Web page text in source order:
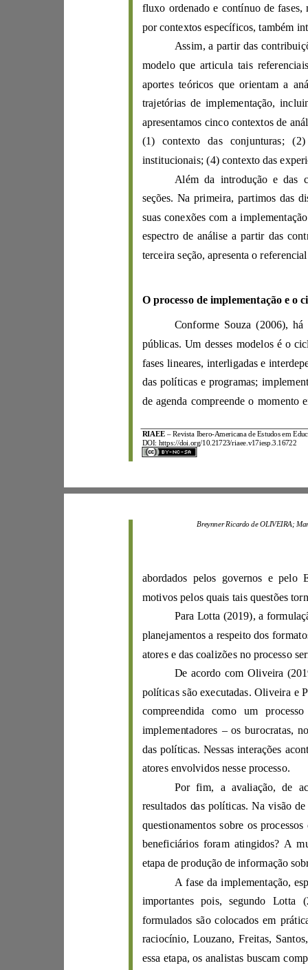
RIAEE – Revista Ibero-A mericana de Estudos emE
DOI: https://d oi.org/10.21723/riaee.v17iesp.3.16722
por conte
Ass
mo delo que ar ti cu
trajetórias de implementação, i
ap re sentamos
(1) contexto das conjuntu
institucionais; (4) c
ontexto das expe
Al ém d
seções.
suas conexões com a imp
e
terceira seção, apr
O processo de imp
Conforme Souza ( 2006
fases line ares, interligad
B reynner Ricardo de OLIVEIRA;
abordados pelos governos e p
Para Lotta (
2019
pla
nejamentos a resp
De acordo c om Oliveira (
políticas são execu
tadas. Oliveira e
implementadores –
das políticas. N
essas interações
atores envolvidos nesse processo.
resultados das políticas. Na v
isão de
questiona mentos so bre o s processos
etapa de produçã
A fase da im plementação, e
importantes pois, segundo Lotta (
formulados são colocad
raci ocínio, L ouzano, Freitas, Sa nt os,